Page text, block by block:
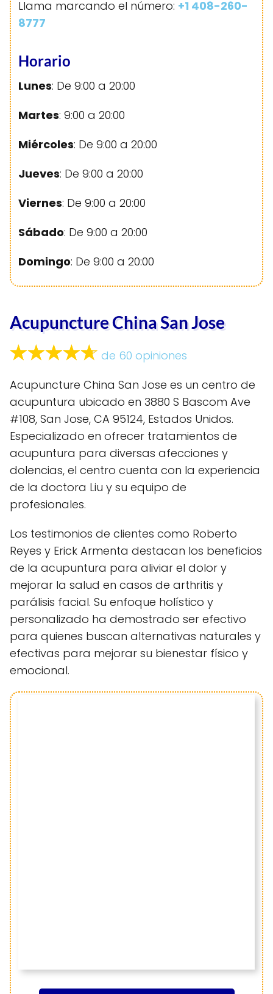
Llama marcando el número: +1 408-260-
8777
Horario
Lunes: De 9:00 a 20:00
Martes: 9:00 a 20:00
Miércoles: De 9:00 a 20:00
Jueves: De 9:00 a 20:00
Viernes: De 9:00 a 20:00
Sábado: De 9:00 a 20:00
Domingo: De 9:00 a 20:00
Acupuncture China San Jose
de 60 opiniones
Acupuncture China San Jose es un centro de
acupuntura ubicado en 3880 S Bascom Ave
#108, San Jose, CA 95124, Estados Unidos.
Especializado en ofrecer tratamientos de
acupuntura para diversas afecciones y
dolencias, el centro cuenta con la experiencia
de la doctora Liu y su equipo de
profesionales.
Los testimonios de clientes como Roberto
Reyes y Erick Armenta destacan los beneficios
de la acupuntura para aliviar el dolor y
mejorar la salud en casos de arthritis y
parálisis facial. Su enfoque holístico y
personalizado ha demostrado ser efectivo
para quienes buscan alternativas naturales y
efectivas para mejorar su bienestar físico y
emocional.